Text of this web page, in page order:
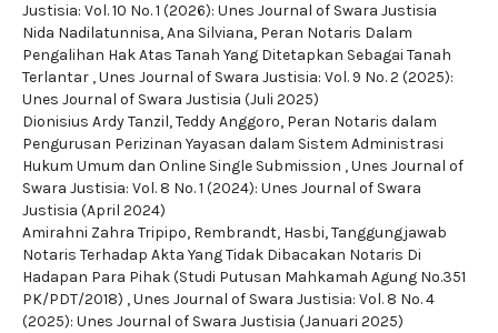
Justisia: Vol. 10 No. 1 (2026): Unes Journal of Swara Justisia
Nida Nadilatunnisa, Ana Silviana, Peran Notaris Dalam
Pengalihan Hak Atas Tanah Yang Ditetapkan Sebagai Tanah
Terlantar ,Unes Journal of Swara Justisia: Vol. 9 No. 2 (2025):
Unes Journal of Swara Justisia (Juli 2025)
Dionisius Ardy Tanzil, Teddy Anggoro, Peran Notaris dalam
Pengurusan Perizinan Yayasan dalam Sistem Administrasi
Hukum Umum dan Online Single Submission ,Unes Journal of
Swara Justisia: Vol. 8 No. 1 (2024): Unes Journal of Swara
Justisia (April 2024)
Amirahni Zahra Tripipo, Rembrandt, Hasbi,Tanggungjawab
Notaris Terhadap Akta Yang Tidak Dibacakan Notaris Di
Hadapan Para Pihak (Studi Putusan Mahkamah Agung No.351
PK/PDT/2018) ,Unes Journal of Swara Justisia: Vol. 8 No. 4
(2025): Unes Journal of Swara Justisia (Januari 2025)